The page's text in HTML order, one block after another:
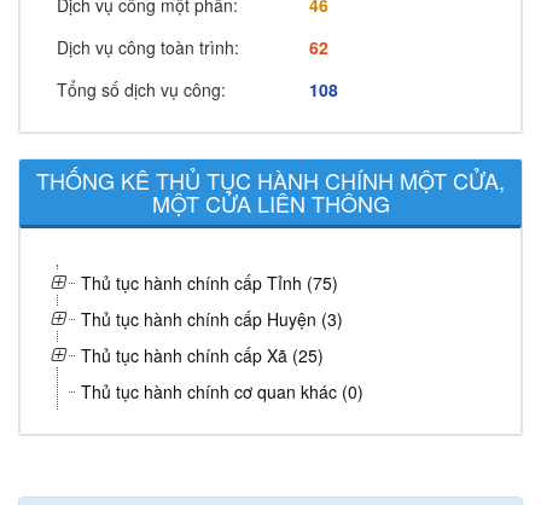
Dịch vụ công một phần:
46
Dịch vụ công toàn trình:
62
Tổng số dịch vụ công:
108
THỐNG KÊ THỦ TỤC HÀNH CHÍNH MỘT CỬA,
MỘT CỬA LIÊN THÔNG
Thủ tục hành chính cấp Tỉnh (75)
Thủ tục hành chính cấp Huyện (3)
Thủ tục hành chính cấp Xã (25)
Thủ tục hành chính cơ quan khác (0)